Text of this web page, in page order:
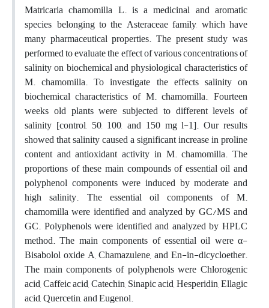
Matricaria chamomilla L. is a medicinal and aromatic
species, belonging to the Asteraceae family, which have
many pharmaceutical properties. The present study was
performed to evaluate the effect of various concentrations of
salinity on biochemical and physiological characteristics of
M. chamomilla. To investigate the effects salinity on
biochemical characteristics of M. chamomilla., Fourteen
weeks old plants were subjected to different levels of
salinity [control, 50, 100, and 150 mg l-1]. Our results
showed that salinity caused a significant increase in proline
content and antioxidant activity in M. chamomilla. The
proportions of these main compounds of essential oil and
polyphenol components were induced by moderate and
high salinity. The essential oil components of M.
chamomilla were identified and analyzed by GC/MS and
GC. Polyphenols were identified and analyzed by HPLC
method. The main components of essential oil were α-
Bisabolol oxide A, Chamazulene, and En-in-dicycloether.
The main components of polyphenols were Chlorogenic
acid, Caffeic acid, Catechin, Sinapic acid, Hesperidin, Ellagic
acid, Quercetin, and Eugenol.